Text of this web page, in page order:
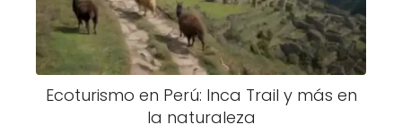
Ecoturismo en Perú: Inca Trail y más en
la naturaleza